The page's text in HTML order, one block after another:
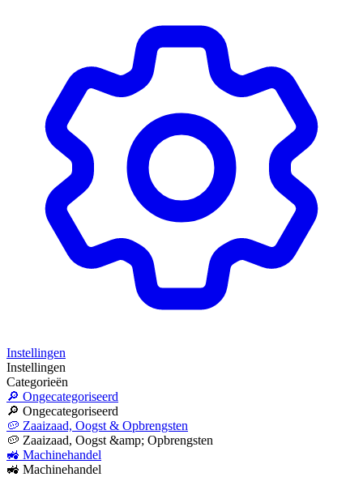
Instellingen
Instellingen
Categorieën
🔎 Ongecategoriseerd
🔎 Ongecategoriseerd
🥔 Zaaizaad, Oogst & Opbrengsten
🥔 Zaaizaad, Oogst &amp; Opbrengsten
🚜 Machinehandel
🚜 Machinehandel